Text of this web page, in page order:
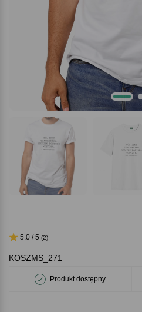
KOSZMS_271
Produkt dostępny
5.0 / 5 (2)